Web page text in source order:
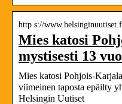
http s://
Mies katosi
mystisesti 13
Mies katosi Pohjois-
viimeinen taposta epäilty
Helsingin Uutiset